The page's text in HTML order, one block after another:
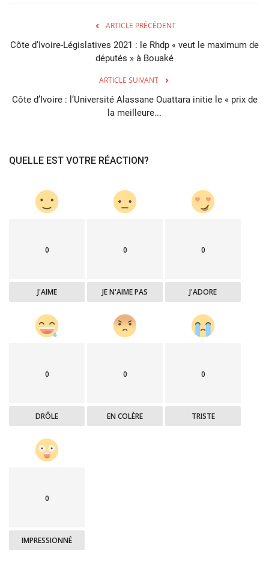
ARTICLE PRÉCÉDENT
Côte d’Ivoire-Législatives 2021 : le Rhdp « veut le maximum de
députés » à Bouaké
ARTICLE SUIVANT
Côte d’Ivoire : l’Université Alassane Ouattara initie le « prix de
la meilleure...
QUELLE EST VOTRE RÉACTION?
0
J'AIME
0
JE N'AIME PAS
0
J'ADORE
0
DRÔLE
0
EN COLÈRE
0
TRISTE
0
IMPRESSIONNÉ